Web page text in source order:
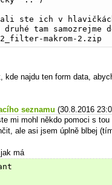
ste ich v
tam
makrom-2.zip
kde najdu ten form data,
seznamu (30.8.2016
mi mohl někdo pomoci s
ale asi jsem úplně blbej
má